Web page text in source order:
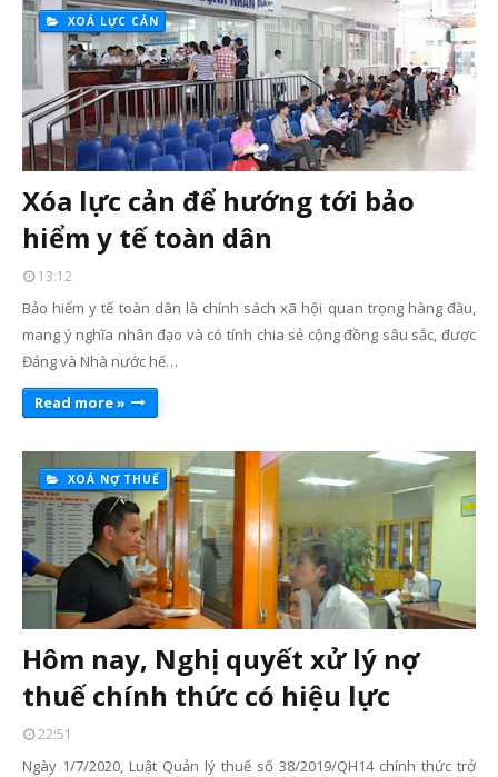
XOÁ LỰC CẢN
Xóa lực cản để hướng tới bảo
hiểm y tế toàn dân
13:12
Bảo hiểm y tế toàn dân là chính sách xã hội quan trọng hàng đầu,
mang ý nghĩa nhân đạo và có tính chia sẻ cộng đồng sâu sắc, được
Đảng và Nhà nước hế…
Read more »
XOÁ NỢ THUẾ
Hôm nay, Nghị quyết xử lý nợ
thuế chính thức có hiệu lực
22:51
Ngày 1/7/2020, Luật Quản lý thuế số 38/2019/QH14 chính thức trở